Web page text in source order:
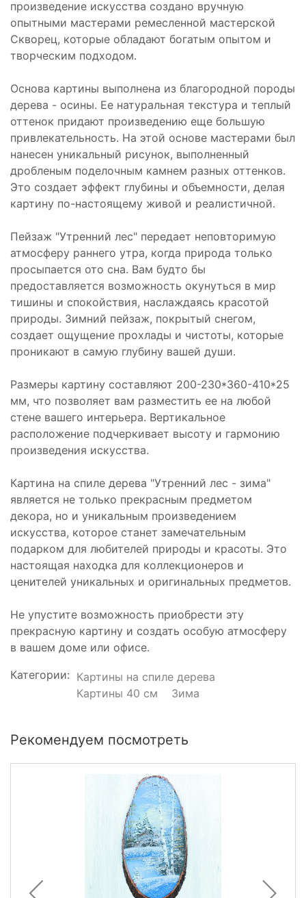
произведение искусства создано вручную
опытными мастерами ремесленной мастерской
Скворец, которые обладают богатым опытом и
творческим подходом.
Основа картины выполнена из благородной породы
дерева - осины. Ее натуральная текстура и теплый
оттенок придают произведению еще большую
привлекательность. На этой основе мастерами был
нанесен уникальный рисунок, выполненный
дробленым поделочным камнем разных оттенков.
Это создает эффект глубины и объемности, делая
картину по-настоящему живой и реалистичной.
Пейзаж "Утренний лес" передает неповторимую
атмосферу раннего утра, когда природа только
просыпается ото сна. Вам будто бы
предоставляется возможность окунуться в мир
тишины и спокойствия, наслаждаясь красотой
природы. Зимний пейзаж, покрытый снегом,
создает ощущение прохлады и чистоты, которые
проникают в самую глубину вашей души.
Размеры картину составляют 200-230*360-410*25
мм, что позволяет вам разместить ее на любой
стене вашего интерьера. Вертикальное
расположение подчеркивает высоту и гармонию
произведения искусства.
Картина на спиле дерева "Утренний лес - зима"
является не только прекрасным предметом
декора, но и уникальным произведением
искусства, которое станет замечательным
подарком для любителей природы и красоты. Это
настоящая находка для коллекционеров и
ценителей уникальных и оригинальных предметов.
Не упустите возможность приобрести эту
прекрасную картину и создать особую атмосферу
в вашем доме или офисе.
Категории: Картины на спиле дерева
Картины 40 см
Зима
Рекомендуем посмотреть